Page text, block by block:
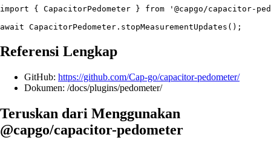
import { CapacitorPedometer } from '@capgo/capacitor-
Referensi Lengkap
GitHub: https://github.com/Cap-go/capacitor-pedometer/
Dokumen: /docs/plugins/pedometer/
Teruskan dari Menggunakan
@capgo/capacitor-pedometer